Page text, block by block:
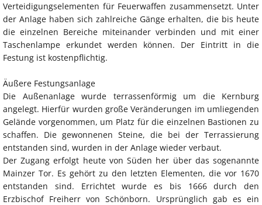
Verteidigungselementen für Feuerwaffen zusammensetzt. Unter
der Anlage haben sich zahlreiche Gänge erhalten, die bis heute
die einzelnen Bereiche miteinander verbinden und mit einer
Taschenlampe erkundet werden können. Der Eintritt in die
Festung ist kostenpflichtig.
Äußere Festungsanlage
Die Außenanlage wurde terrassenförmig um die Kernburg
angelegt. Hierfür wurden große Veränderungen im umliegenden
Gelände vorgenommen, um Platz für die einzelnen Bastionen zu
schaffen. Die gewonnenen Steine, die bei der Terrassierung
entstanden sind, wurden in der Anlage wieder verbaut.
Der Zugang erfolgt heute von Süden her über das sogenannte
Mainzer Tor. Es gehört zu den letzten Elementen, die vor 1670
entstanden sind. Errichtet wurde es bis 1666 durch den
Erzbischof Freiherr von Schönborn. Ursprünglich gab es ein